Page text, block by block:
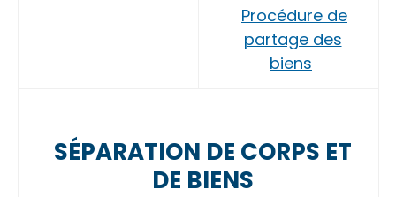
Procédure de
partage des
biens
SÉPARATION DE CORPS ET
DE BIENS